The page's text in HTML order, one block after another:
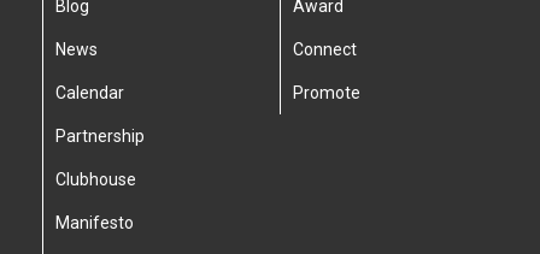
Blog
News
Calendar
Partnership
Clubhouse
Manifesto
Award
Connect
Promote